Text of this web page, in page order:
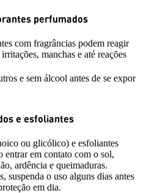
perfumados
com fragrâncias podem reagir
manchas e até reações
e sem álcool antes de se expor
e esfoliantes
ou glicólico) e esfoliantes
entrar em contato com o sol,
ardência e queimaduras.
suspenda o uso alguns dias antes
em dia.